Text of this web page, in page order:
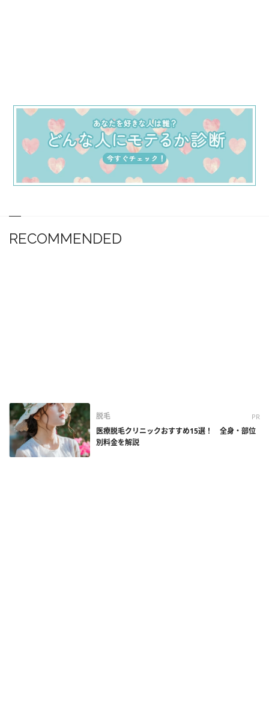
RECOMMENDED
脱毛 PR
医療脱毛クリニックおすすめ15選！ 全身・部位
別料金を解説